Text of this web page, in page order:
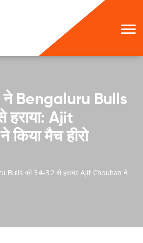
Bengaluru Bulls
Ajit
मैच हीरो
Bulls को 34-32 से हराया: Ajit Chouhan ने